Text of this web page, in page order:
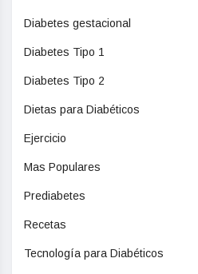
Diabetes gestacional
Diabetes Tipo 1
Diabetes Tipo 2
Dietas para Diabéticos
Ejercicio
Mas Populares
Prediabetes
Recetas
Tecnología para Diabéticos